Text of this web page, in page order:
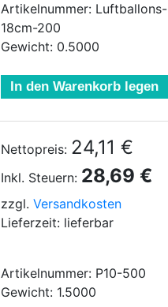
Artikelnummer: Luftballons-
18cm-200
Gewicht: 0.5000
In den Warenkorb legen
Nettopreis: 24,11 €
Inkl. Steuern: 28,69 €
zzgl. Versandkosten
Lieferzeit: lieferbar
Artikelnummer: P10-500
Gewicht: 1.5000